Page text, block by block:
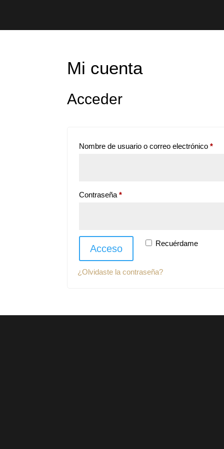
Mi cuenta
Acceder
Nombre de usuario o correo electrónico*
Contraseña*Obligatorio
Recuérdame
Acceso
¿Olvidaste la contraseña?